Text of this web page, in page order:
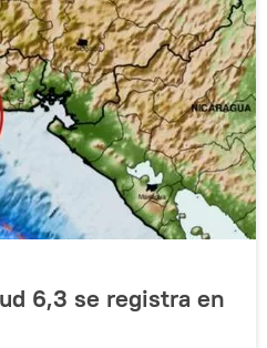
6,3 se registra en